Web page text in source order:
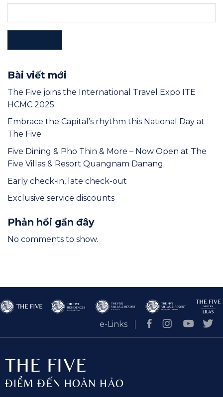
Bài viết mới
The Five joins the International Travel Expo ITE
HCMC 2025
Embrace the Capital’s rhythm this National Day at
The Five
Five Dining & Pho Thin & More – Now Open at The
Five Villas & Resort Quangnam Danang
Early check-in, late check-out
Exclusive service discounts
Phản hồi gần đây
No comments to show.
e-Links
THE FIVE
ĐIỂM ĐẾN HOÀN HẢO